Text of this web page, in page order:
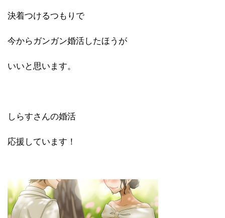
決着つけるつもりで
今からガンガン婚活したほうが
いいと思います。
しらすさんの婚活
応援しています！